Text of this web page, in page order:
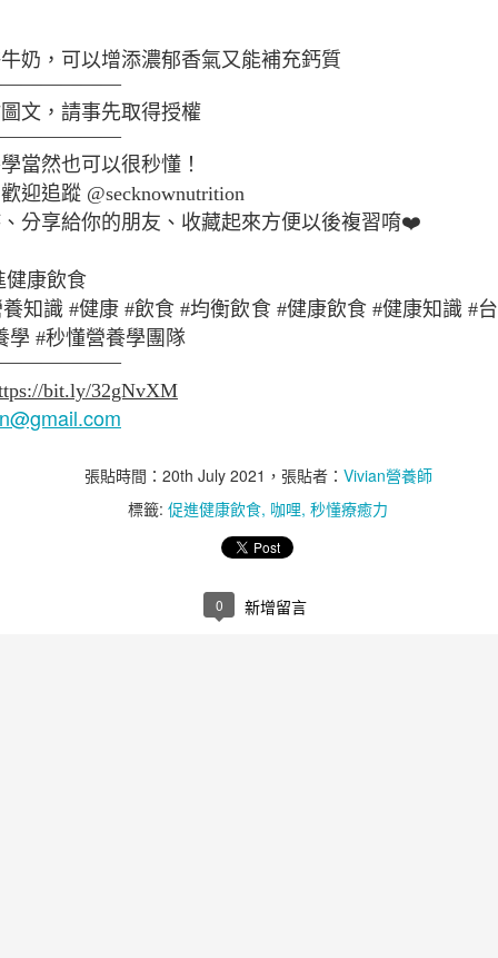
奶，可以增添濃郁香氣又能補充鈣質
文，請事先取得授權
當然也可以很秒懂！
迎追蹤 @secknownutrition
分享給你的朋友、收藏起來方便以後複習唷❤️
健康飲食
知識 #健康 #飲食 #均衡飲食 #健康飲食 #健康知識 #
學 #秒懂營養學團隊
bit.ly/32gNvXM
張貼時間： 20th July 2021 ，張貼者： Vivian營養師
標籤: 促進健康飲食 咖哩 秒懂療癒力
0 新增留言